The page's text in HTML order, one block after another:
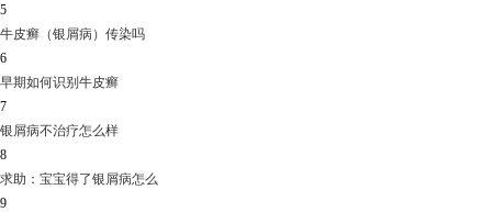
5
牛皮癣（银屑病）传染吗
6
早期如何识别牛皮癣
7
银屑病不治疗怎么样
8
求助：宝宝得了银屑病怎么
9